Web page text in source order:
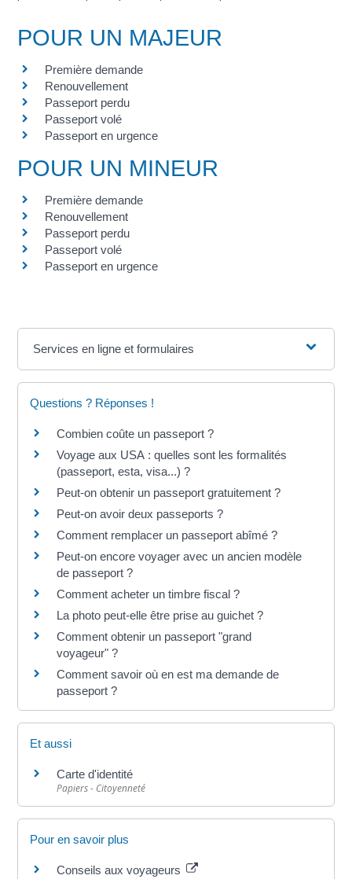
POUR UN MAJEUR
Première demande
Renouvellement
Passeport perdu
Passeport volé
Passeport en urgence
POUR UN MINEUR
Première demande
Renouvellement
Passeport perdu
Passeport volé
Passeport en urgence
Services en ligne et formulaires
Questions ? Réponses !
Combien coûte un passeport ?
Voyage aux USA : quelles sont les formalités
(passeport, esta, visa...) ?
Peut-on obtenir un passeport gratuitement ?
Peut-on avoir deux passeports ?
Comment remplacer un passeport abîmé ?
Peut-on encore voyager avec un ancien modèle
de passeport ?
Comment acheter un timbre fiscal ?
La photo peut-elle être prise au guichet ?
Comment obtenir un passeport "grand
voyageur" ?
Comment savoir où en est ma demande de
passeport ?
Et aussi
Carte d'identité
Papiers - Citoyenneté
Pour en savoir plus
Conseils aux voyageurs